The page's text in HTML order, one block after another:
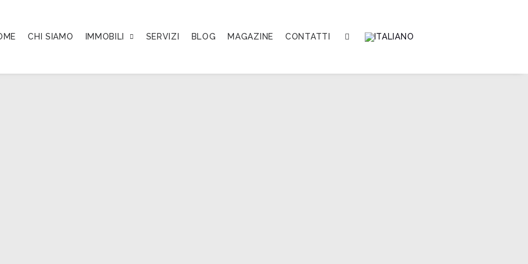
CHI SIAMO IMMOBILI SERVIZI BLOG MAGAZINE CONTATTI